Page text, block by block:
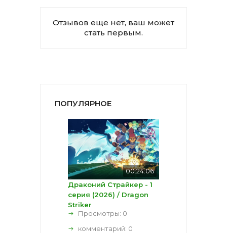
Отзывов еще нет, ваш может
стать первым.
ПОПУЛЯРНОЕ
00:24:06
Драконий Страйкер - 1
серия (2026) / Dragon
Striker
Просмотры: 0
комментарий: 0